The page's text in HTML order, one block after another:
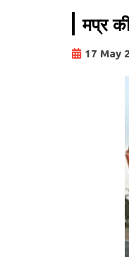
मप्र
17 May